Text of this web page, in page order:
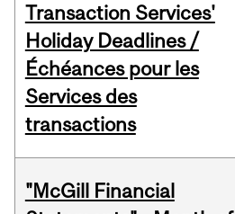
Transaction Services'
Holiday Deadlines /
Échéances pour les
Services des
transactions
"McGill Financial